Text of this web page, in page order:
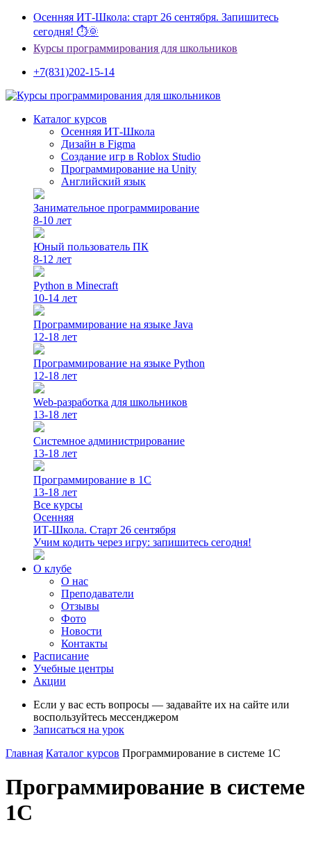
Осенняя ИТ-Школа: старт 26 сентября. Запишитесь
сегодня! ⏱🌞
Курсы программирования для школьников
+7(831)202-15-14
Каталог курсов
Осенняя ИТ-Школа
Дизайн в Figma
Создание игр в Roblox Studio
Программирование на Unity
Английский язык
Занимательное программирование
8-10 лет
Юный пользователь ПК
8-12 лет
Python в Minecraft
10-14 лет
Программирование на языке Java
12-18 лет
Программирование на языке Python
12-18 лет
Web-разработка для школьников
13-18 лет
Системное администрирование
13-18 лет
Программирование в 1С
13-18 лет
Все курсы
Осенняя
ИТ-Школа. Старт 26 сентября
Учим кодить через игру: запишитесь сегодня!
О клубе
О нас
Преподаватели
Отзывы
Фото
Новости
Контакты
Расписание
Учебные центры
Акции
Если у вас есть вопросы — задавайте их на сайте или
воспользуйтесь мессенджером
Записаться на урок
Главная Каталог курсов Программирование в системе 1С
Программирование в системе
1С